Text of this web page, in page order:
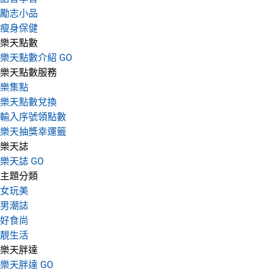
勵志小品
瘦身保健
樂天點數
樂天點數介紹 GO
樂天點數服務
樂集點
樂天點數兌換
輸入序號領點數
樂天抽獎幸運籤
樂天誌
樂天誌 GO
主題分類
女玩美
男潮誌
好食尚
靚生活
樂天胖達
樂天胖達 GO